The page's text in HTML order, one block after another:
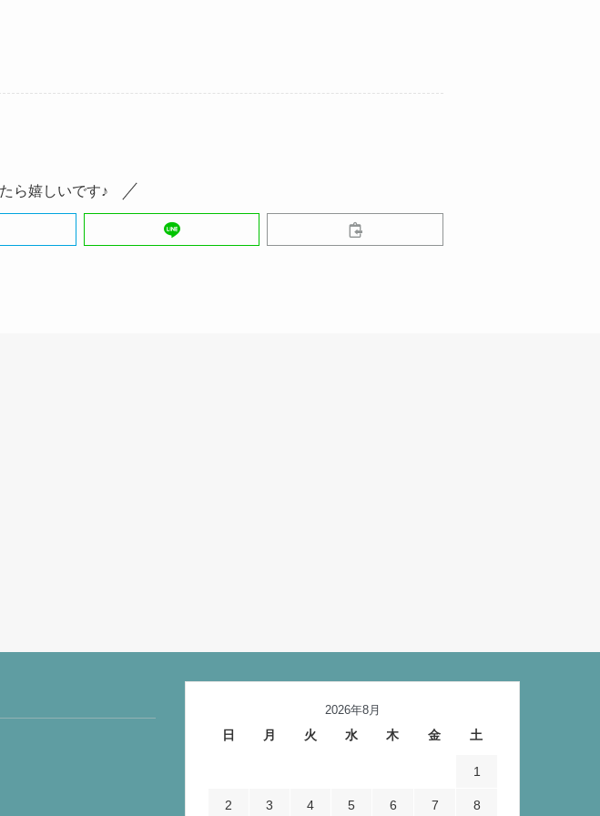
ら嬉しいです♪
2026年8月
日 月 火 水 木 金 土
1
2 3 4 5 6 7 8